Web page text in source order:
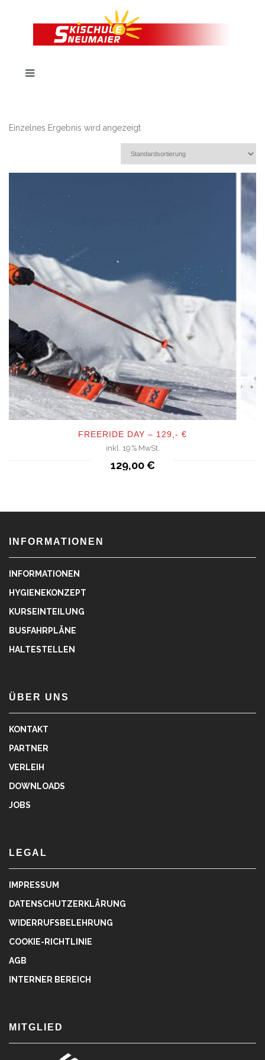
Einzelnes Ergebnis wird angezeigt
QUICKVIEW
FREERIDE DAY – 129,- €
inkl. 19 % MwSt.
129,00€
INFORMATIONEN
INFORMATIONEN
HYGIENEKONZEPT
KURSEINTEILUNG
BUSFAHRPLÄNE
HALTESTELLEN
ÜBER UNS
KONTAKT
PARTNER
VERLEIH
DOWNLOADS
JOBS
LEGAL
IMPRESSUM
DATENSCHUTZERKLÄRUNG
WIDERRUFSBELEHRUNG
COOKIE-RICHTLINIE
AGB
INTERNER BEREICH
MITGLIED